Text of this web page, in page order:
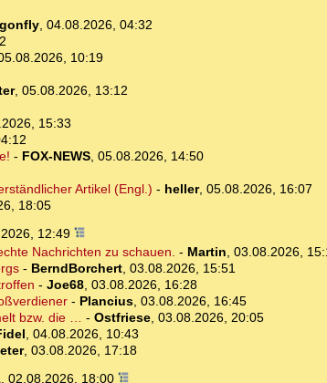
, 04.08.2026, 04:32
10:19
, 05.08.2026, 13:12
15:33
- FOX-NEWS, 05.08.2026, 14:50
Artikel (Engl.) - heller, 05.08.2026, 16:07
18:05
12:49
Nachrichten zu schauen. - Martin, 03.08.2026,
- BerndBorchert, 03.08.2026, 15:51
- Joe68, 03.08.2026, 16:28
- Plancius, 03.08.2026, 16:45
bzw. die … - Ostfriese, 03.08.2026, 20:05
, 04.08.2026, 10:43
, 03.08.2026, 17:18
, 02.08.2026, 18:00